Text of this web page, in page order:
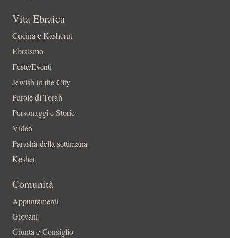
Vita Ebraica
Cucina e Kasherut
Ebraismo
Feste/Eventi
Jewish in the City
Parole di Torah
Personaggi e Storie
Video
Parashà della settimana
Kesher
Comunità
Appuntamenti
Giovani
Giunta e Consiglio